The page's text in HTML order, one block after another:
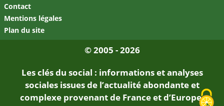
Contact
Mentions légales
Plan du site
© 2005 - 2026
Les clés du social : informations et analyses
sociales issues de l’actualité abondante et
complexe provenant de France et d’Europe.